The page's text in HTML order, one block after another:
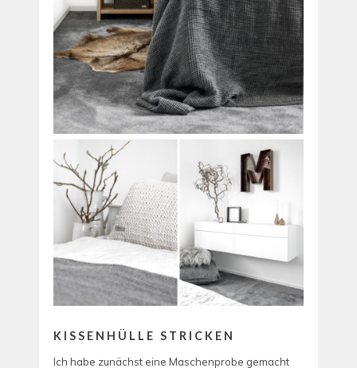
KISSENHÜLLE STRICKEN
Ich habe zunächst eine Maschenprobe gemacht